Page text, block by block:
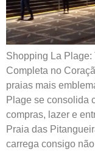
Shopping La
Completa no
praias mais
Plage se consolida
compras, lazer e
Praia das
carrega consigo